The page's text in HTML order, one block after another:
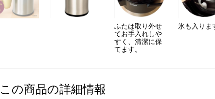
ふたは取り外せ
てお手入れしや
すく、清潔に保
てます。
氷も入りま
この商品の詳細情報